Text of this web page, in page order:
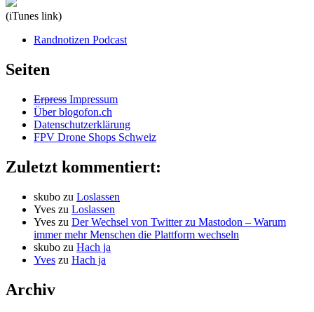
(iTunes link)
Randnotizen Podcast
Seiten
Erpress Impressum
Über blogofon.ch
Datenschutzerklärung
FPV Drone Shops Schweiz
Zuletzt kommentiert:
skubo zu Loslassen
Yves zu Loslassen
Yves zu Der Wechsel von Twitter zu Mastodon – Warum
immer mehr Menschen die Plattform wechseln
skubo zu Hach ja
Yves zu Hach ja
Archiv